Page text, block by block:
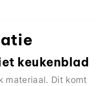
keukenblad
materiaal. Dit komt